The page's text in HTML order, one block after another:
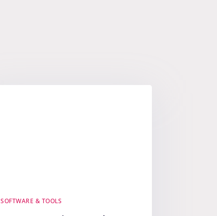
SOFTWARE & TOOLS